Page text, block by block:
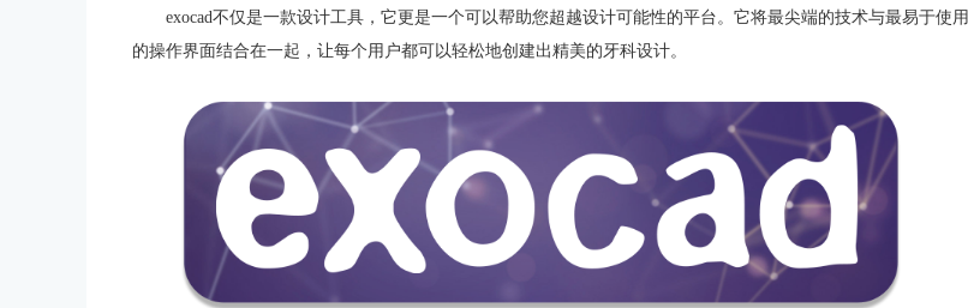
exocad不仅是一款设计工具，它更是一个可以帮助您超越设计可能性的平台。它将最尖端的技术与最易于使用
的操作界面结合在一起，让每个用户都可以轻松地创建出精美的牙科设计。